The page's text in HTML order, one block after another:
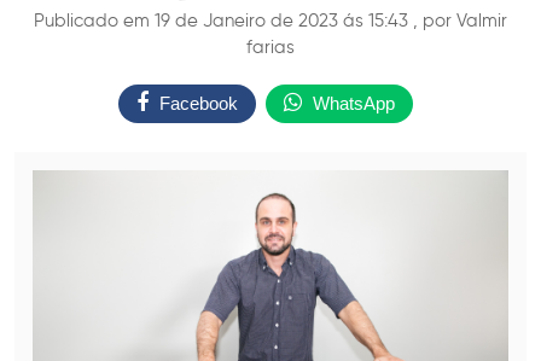
Publicado em 19 de Janeiro de 2023 ás 15:43 , por Valmir
farias
Facebook WhatsApp